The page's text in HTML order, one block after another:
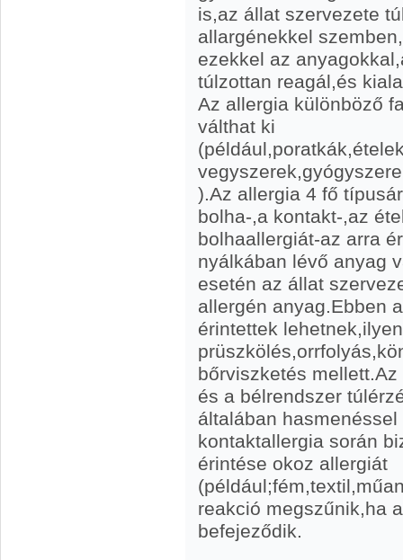
is,az állat szervezete
allargénekkel
ezekkel az
túlzottan reagál,és
Az allergia különböző
válthat ki
).Az allergia 4 fő
bolha-,a kontakt-,az
bolhaallergiát-az arra
nyálkában lévő anyag
esetén az állat
allergén anyag.Ebben
érintettek
bőrviszketés
és a bélrendszer
általában
kontaktallergia során
érintése okoz allergiát
reakció megszűnik,ha
befejeződik.